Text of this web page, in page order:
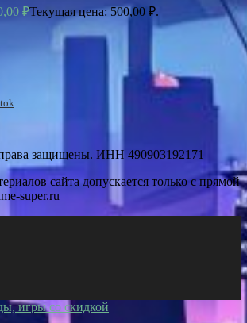
₽Текущая цена: 500,00 ₽.
защищены. ИНН 490903192171
сайта допускается только с прямой
super.ru